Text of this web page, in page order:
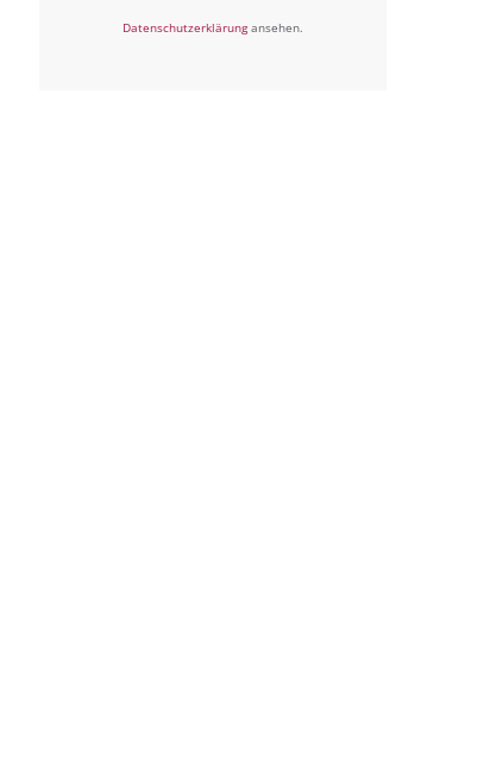
Datenschutzerklärungansehen.